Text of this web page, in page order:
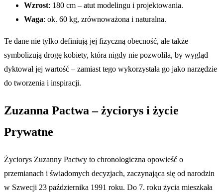
Wzrost: 180 cm – atut modelingu i projektowania.
Waga: ok. 60 kg, zrównoważona i naturalna.
Te dane nie tylko definiują jej fizyczną obecność, ale także
symbolizują drogę kobiety, która nigdy nie pozwoliła, by wygląd
dyktował jej wartość – zamiast tego wykorzystała go jako narzędzie
do tworzenia i inspiracji.
Zuzanna Pactwa – życiorys i życie
Prywatne
Życiorys Zuzanny Pactwy to chronologiczna opowieść o
przemianach i świadomych decyzjach, zaczynająca się od narodzin
w Szwecji 23 października 1991 roku. Do 7. roku życia mieszkała